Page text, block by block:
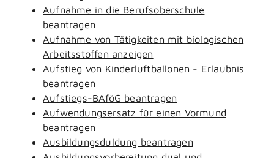
Aufnahme in die Berufsoberschule
beantragen
Aufnahme von Tätigkeiten mit biologischen
Arbeitsstoffen anzeigen
Aufstieg von Kinderluftballonen - Erlaubnis
beantragen
Aufstiegs-BAföG beantragen
Aufwendungsersatz für einen Vormund
beantragen
Ausbildungsduldung beantragen